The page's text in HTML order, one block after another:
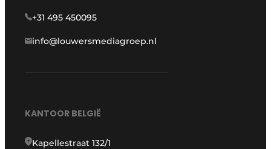
+31 495 450095
info@louwersmediagroep.nl
KANTOOR BELGIË
Kapellestraat 132/1